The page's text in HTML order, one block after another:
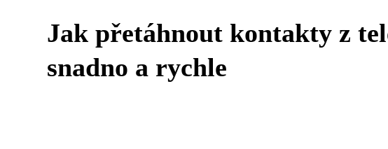
Jak přetáhnout kontakty z
snadno a rychle